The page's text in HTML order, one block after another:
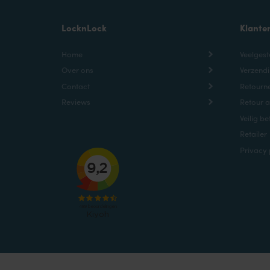
LocknLock
Home
Over ons
Contact
Reviews
Retour
Veilig
Retailer
Privacy